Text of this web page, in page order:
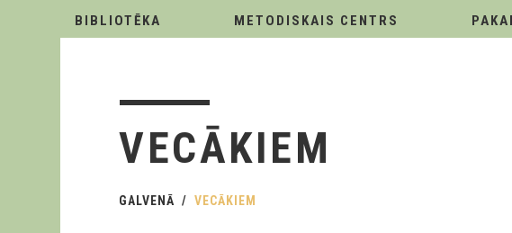
BIBLIOTĒKA
METODISKAIS CENTRS
VECĀKIEM
GALVENĀ VECĀKIEM